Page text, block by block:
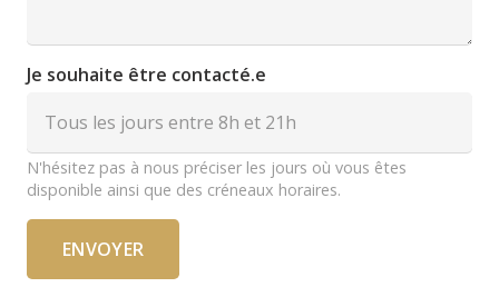
Je souhaite être contacté.e
N'hésitez pas à nous préciser les jours où vous êtes
disponible ainsi que des créneaux horaires.
ENVOYER